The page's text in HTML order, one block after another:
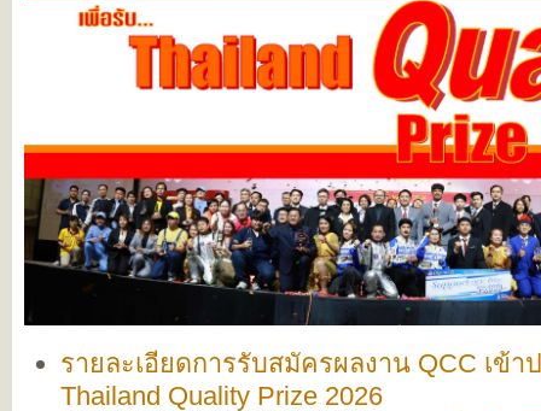
รายละเอียดการรับสมัครผลงาน QCC เข้า
Thailand Quality Prize 2026